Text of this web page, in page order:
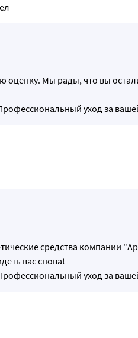
оценку. Мы рады, что вы
уход за
средства компании
вас снова!
уход за